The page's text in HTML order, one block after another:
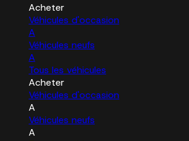
Acheter
Véhicules d'occasion
A
Véhicules neufs
A
Tous les véhicules
Acheter
Véhicules d'occasion
A
Véhicules neufs
A